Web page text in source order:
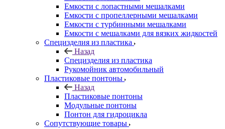
Емкости с лопастными мешалками
Емкости с пропеллерными мешалками
Емкости с турбинными мешалками
Емкости с мешалками для вязких жидкостей
Специзделия из пластика
Назад
Специзделия из пластика
Рукомойник автомобильный
Пластиковые понтоны
Назад
Пластиковые понтоны
Модульные понтоны
Понтон для гидроцикла
Сопутствующие товары